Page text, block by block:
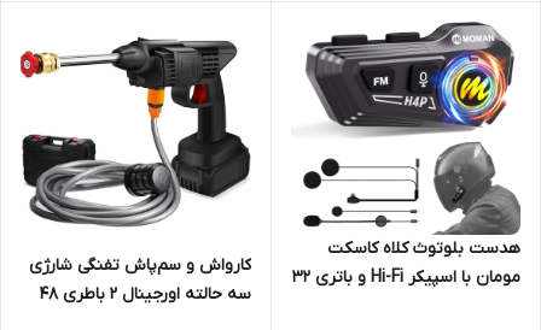
هدست بلوتوث کلاه کاسکت
مومان با اسپیکر Hi-Fi و باتری ۳۲
کارواش و سم‌پاش تفنگی شارژی
سه حالته اورجینال 2 باطری 48